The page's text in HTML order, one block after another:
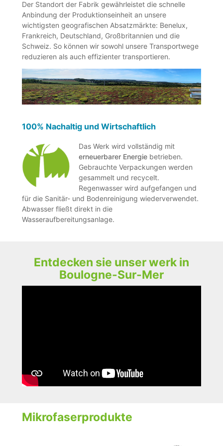
Der Standort der Fabrik gewährleistet die schnelle
Anbindung der Produktionseinheit an unsere
wichtigsten geografischen Absatzmärkte: Benelux,
Frankreich, Deutschland, Großbritannien und die
Schweiz. So können wir sowohl unsere Transportwege
reduzieren als auch effizienter transportieren.
100% Nachaltig und Wirtschaftlich
Das Werk wird vollständig mit
erneuerbarer Energie betrieben.
Gebrauchte Verpackungen werden
gesammelt und recycelt.
Regenwasser wird aufgefangen und
für die Sanitär- und Bodenreinigung wiederverwendet.
Abwasser fließt direkt in die
Wasseraufbereitungsanlage.
Entdecken sie unser werk in
Boulogne-Sur-Mer
Mikrofaserprodukte